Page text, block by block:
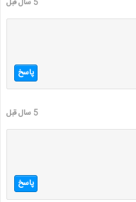
5 سال قبل
پاسخ
5 سال قبل
پاسخ